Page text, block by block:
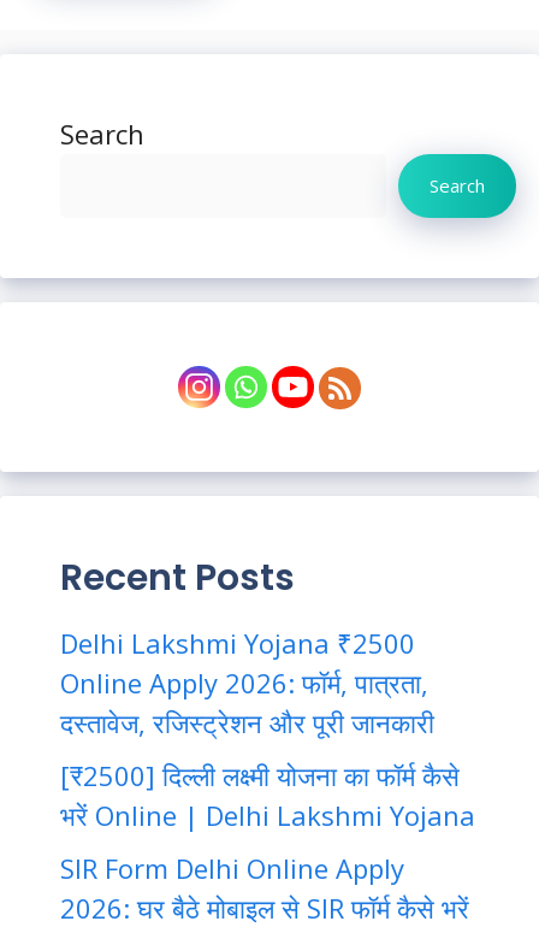
Search
Search
Recent Posts
Delhi Lakshmi Yojana ₹2500
Online Apply 2026: फॉर्म, पात्रता,
दस्तावेज, रजिस्ट्रेशन और पूरी जानकारी
[₹2500] दिल्ली लक्ष्मी योजना का फॉर्म कैसे
भरें Online | Delhi Lakshmi Yojana
SIR Form Delhi Online Apply
2026: घर बैठे मोबाइल से SIR फॉर्म कैसे भरें